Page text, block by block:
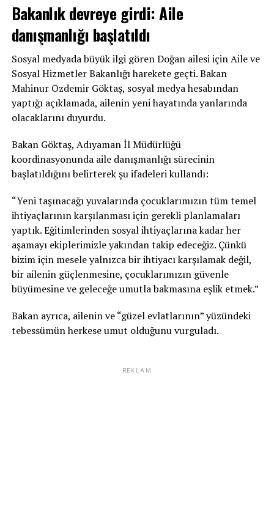
Bakanlık devreye girdi: Aile
danışmanlığı başlatıldı
Sosyal medyada büyük ilgi gören Doğan ailesi için Aile ve
Sosyal Hizmetler Bakanlığı harekete geçti. Bakan
Mahinur Özdemir Göktaş, sosyal medya hesabından
yaptığı açıklamada, ailenin yeni hayatında yanlarında
olacaklarını duyurdu.
Bakan Göktaş, Adıyaman İl Müdürlüğü
koordinasyonunda aile danışmanlığı sürecinin
başlatıldığını belirterek şu ifadeleri kullandı:
“Yeni taşınacağı yuvalarında çocuklarımızın tüm temel
ihtiyaçlarının karşılanması için gerekli planlamaları
yaptık. Eğitimlerinden sosyal ihtiyaçlarına kadar her
aşamayı ekiplerimizle yakından takip edeceğiz. Çünkü
bizim için mesele yalnızca bir ihtiyacı karşılamak değil,
bir ailenin güçlenmesine, çocuklarımızın güvenle
büyümesine ve geleceğe umutla bakmasına eşlik etmek.”
Bakan ayrıca, ailenin ve “güzel evlatlarının” yüzündeki
tebessümün herkese umut olduğunu vurguladı.
REKLAM